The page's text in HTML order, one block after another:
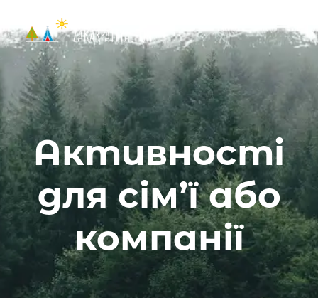
Активності
для сім’ї або
компанії